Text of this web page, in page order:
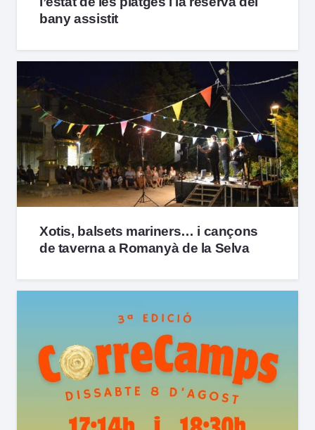
bany assistit
Xotis, balsets mariners… i cançons
de taverna a Romanyà de la Selva